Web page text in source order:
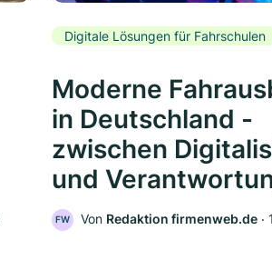
Digitale Lösungen für Fahrschulen
Moderne
in Deutschland -
zwischen
und
FW Von Redaktion firmenweb.de ‧